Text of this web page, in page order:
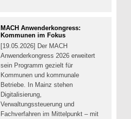
MACH Anwenderkongress:
Kommunen im Fokus
[19.05.2026] Der MACH
Anwenderkongress 2026 erweitert
sein Programm gezielt für
Kommunen und kommunale
Betriebe. In Mainz stehen
Digitalisierung,
Verwaltungssteuerung und
Fachverfahren im Mittelpunkt – mit